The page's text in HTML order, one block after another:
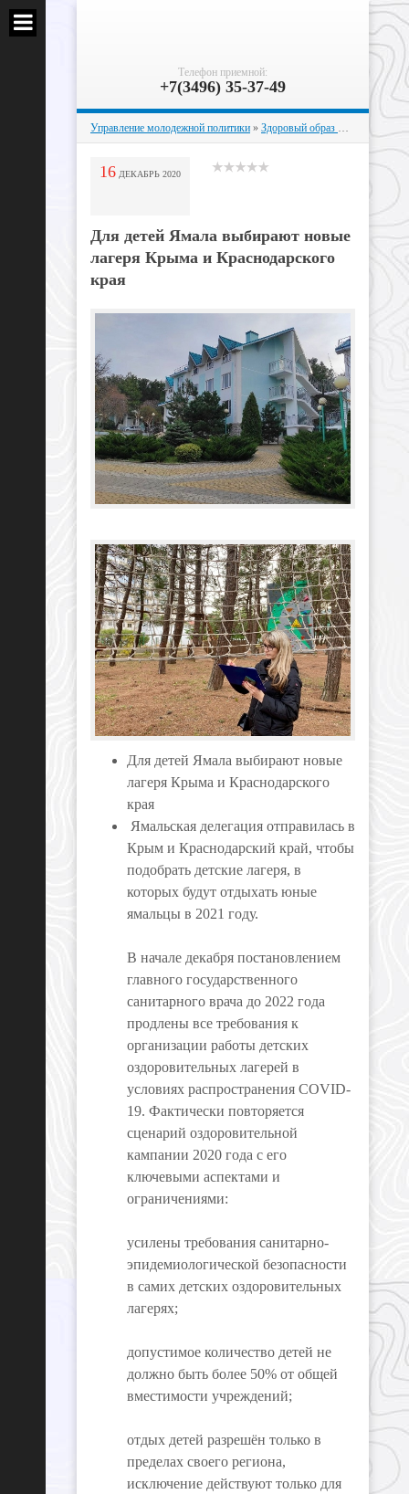
Телефон приемной:
+7(3496) 35-37-49
Управление молодежной политики » Здоровый образ жизни
16 ДЕКАБРЬ 2020
Для детей Ямала выбирают новые
лагеря Крыма и Краснодарского
края
Для детей Ямала выбирают новые
лагеря Крыма и Краснодарского
края
Ямальская делегация отправилась в
Крым и Краснодарский край, чтобы
подобрать детские лагеря, в
которых будут отдыхать юные
ямальцы в 2021 году.
В начале декабря постановлением
главного государственного
санитарного врача до 2022 года
продлены все требования к
организации работы детских
оздоровительных лагерей в
условиях распространения COVID-
19. Фактически повторяется
сценарий оздоровительной
кампании 2020 года с его
ключевыми аспектами и
ограничениями:
усилены требования санитарно-
эпидемиологической безопасности
в самих детских оздоровительных
лагерях;
допустимое количество детей не
должно быть более 50% от общей
вместимости учреждений;
отдых детей разрешён только в
пределах своего региона,
исключение действуют только для